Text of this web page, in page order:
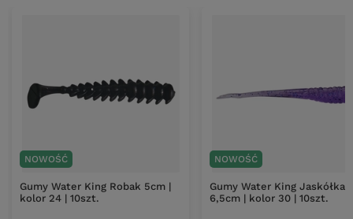
NOWOŚĆ
Gumy Water King Robak 5cm |
kolor 24 | 10szt.
NOWOŚĆ
Gumy Water King Jaskółka
6,5cm | kolor 30 | 10szt.